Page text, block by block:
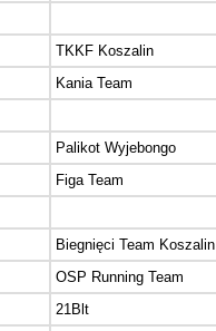
TKKF Koszalin
Kania Team
Palikot Wyjebongo
Figa Team
Biegnięci Team Koszalin
OSP Running Team
21Blt